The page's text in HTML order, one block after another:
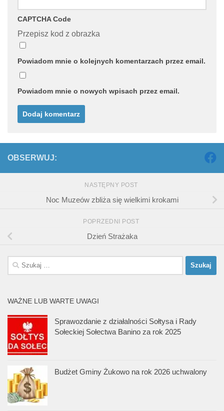
CAPTCHA Code
Przepisz kod z obrazka
Powiadom mnie o kolejnych komentarzach przez email.
Powiadom mnie o nowych wpisach przez email.
OBSERWUJ:
NASTĘPNY POST
Noc Muzeów zbliża się wielkimi krokami
POPRZEDNI POST
Dzień Strażaka
Szukaj:
WAŻNE LUB WARTE UWAGI
Sprawozdanie z działalności Sołtysa i Rady
Sołeckiej Sołectwa Banino za rok 2025
Budżet Gminy Żukowo na rok 2026 uchwalony